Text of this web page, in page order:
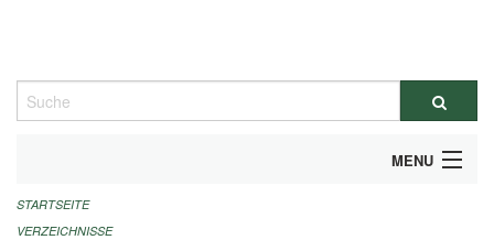
Suche
MENU
ALLGEMEINE INFORMATIONEN
STARTSEITE
VERZEICHNISSE